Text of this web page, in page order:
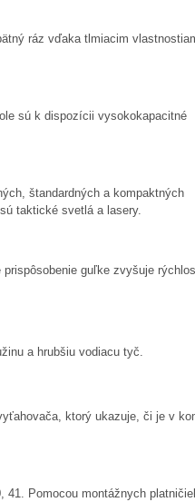
ráz vďaka tlmiacim
sú k dispozícii vysokokapacitné
štandardných a kompaktných
taktické svetlá a lasery.
guľke zvyšuje
a hrubšiu vodiacu tyč.
ktorý ukazuje, či je v
41. Pomocou montážnych